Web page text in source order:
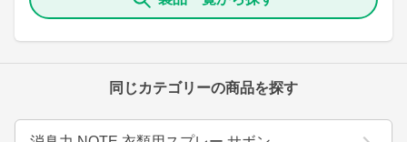
同じカテゴリーの商品を探す